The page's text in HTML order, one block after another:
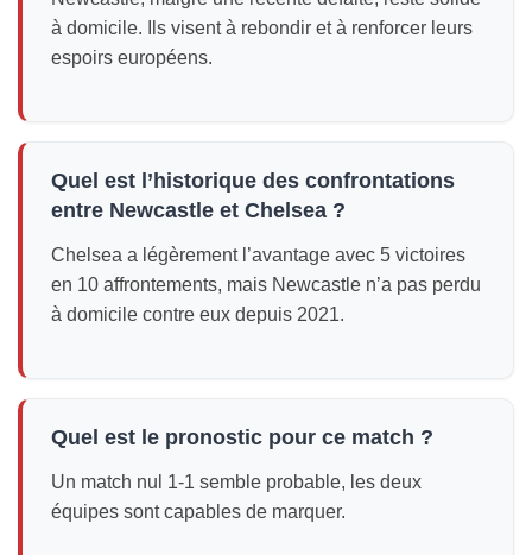
à domicile. Ils visent à rebondir et à renforcer leurs
espoirs européens.
Quel est l’historique des confrontations
entre Newcastle et Chelsea ?
Chelsea a légèrement l’avantage avec 5 victoires
en 10 affrontements, mais Newcastle n’a pas perdu
à domicile contre eux depuis 2021.
Quel est le pronostic pour ce match ?
Un match nul 1-1 semble probable, les deux
équipes sont capables de marquer.